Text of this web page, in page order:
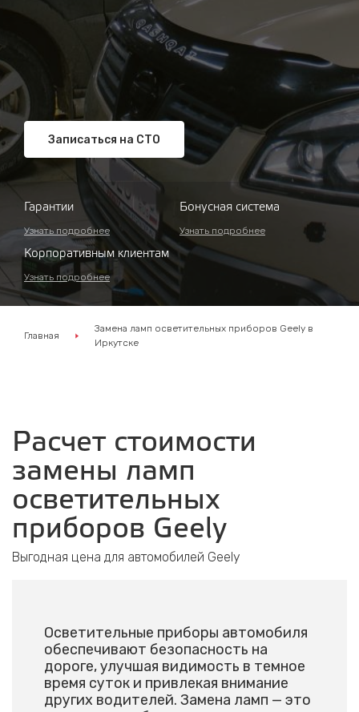
Записаться на СТО
Гарантии
Узнать подробнее
Бонусная система
Узнать подробнее
Корпоративным клиентам
Узнать подробнее
Главная
Замена ламп осветительных приборов Geely в
Иркутске
Расчет стоимости
замены ламп
осветительных
приборов Geely
Выгодная цена для автомобилей Geely
Осветительные приборы автомобиля
обеспечивают безопасность на
дороге, улучшая видимость в темное
время суток и привлекая внимание
других водителей. Замена ламп — это